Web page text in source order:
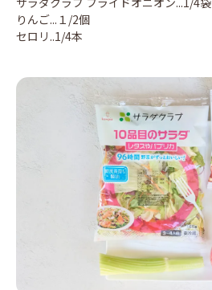
りんご...１/2個
セロリ..1/4本